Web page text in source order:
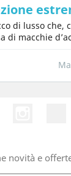
di lusso che,
di macchie
novità e